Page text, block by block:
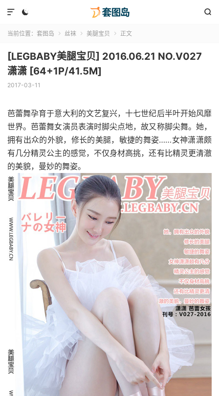
 

当前位置： 套图岛  丝袜  美腿宝贝  正文
[LEGBABY美腿宝贝] 2016.06.21 NO.V027
潇潇 [64+1P/41.5M]
2017-03-11
芭蕾舞孕育于意大利的文艺复兴，十七世纪后半叶开始风靡
世界。芭蕾舞女演员表演时脚尖点地，故又称脚尖舞。她，
拥有出众的外貌，修长的美腿，敏捷的舞姿……女神潇潇颇
有几分精灵公主的感觉，不仅身材高挑，还有比精灵更清澈
的美貌，曼妙的舞姿。